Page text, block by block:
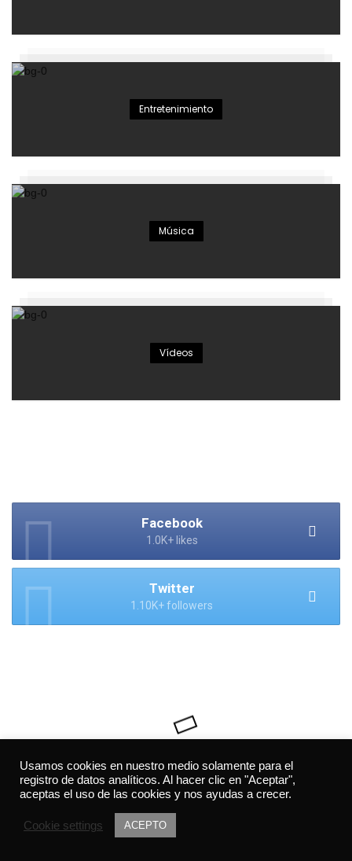
Entretenimiento
Música
Vídeos
Facebook
1.0K+ likes
Twitter
1.10K+ followers
Usamos cookies en nuestro medio solamente para el
registro de datos analíticos. Al hacer clic en "Aceptar",
aceptas el uso de las cookies y nos ayudas a crecer.
Cookie settings ACEPTO